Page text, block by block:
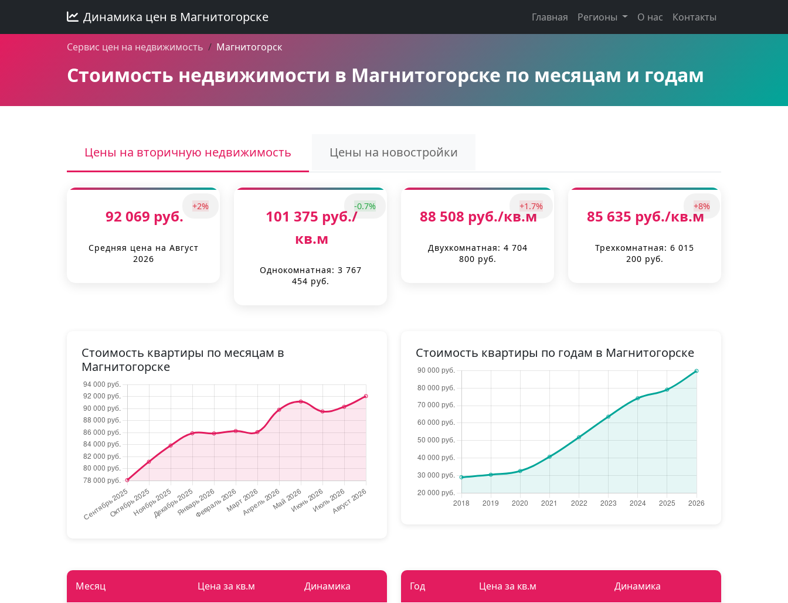
Динамика цен в Магнитогорске Главная Регионы О нас Контакты
Сервис цен на недвижимость Магнитогорск
Стоимость недвижимости в Магнитогорске по месяцам и годам
Цены на вторичную недвижимость Цены на новостройки
92 069 руб.
+2%
Средняя цена на Август
2026
101 375 руб./
кв.м
-0.7%
Однокомнатная: 3 767
454 руб.
88 508 руб./кв.м
+1.7%
Двухкомнатная: 4 704
800 руб.
85 635 руб./кв.м
+8%
Трехкомнатная: 6 015
200 руб.
Стоимость квартиры по месяцам в
Магнитогорске
Стоимость квартиры по годам в Магнитогорске
Месяц Цена за кв.м Динамика Год Цена за кв.м Динамика